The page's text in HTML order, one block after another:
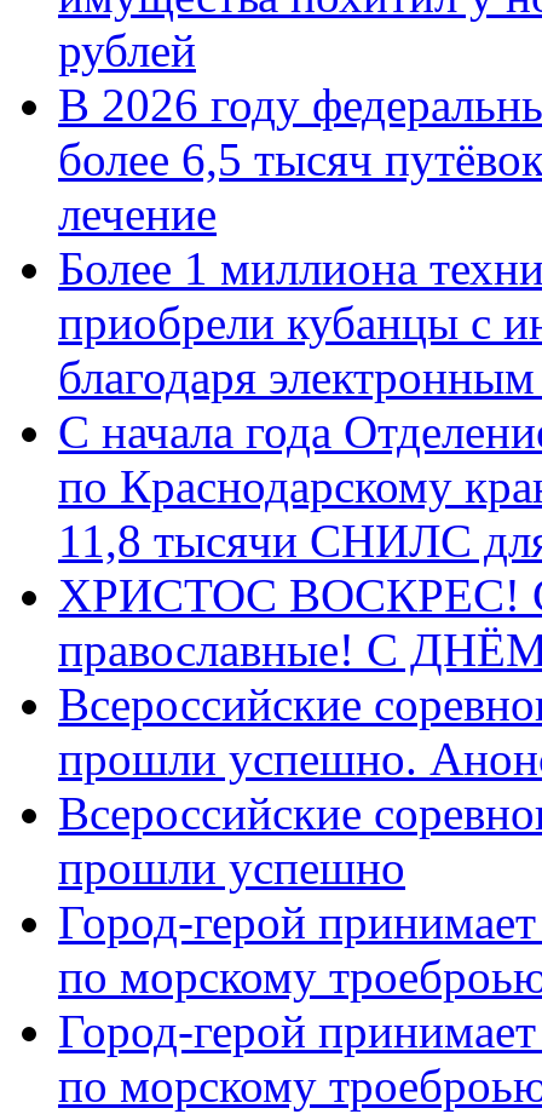
рублей
В 2026 году
более 6,5 тысяч
лечение
Более 1 миллиона
приобрели кубанцы с
благодаря
С начала года
по Краснодарскому
11,8 тысячи СНИЛС
ХРИСТОС ВОСКРЕС! С
православные! C
Всероссийские
прошли успешно.
Всероссийские
прошли успешно
Город-герой
по морскому
Город-герой
по морскому